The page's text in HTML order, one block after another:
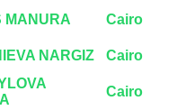
MANURA Cairo
NARGIZ Cairo
Cairo